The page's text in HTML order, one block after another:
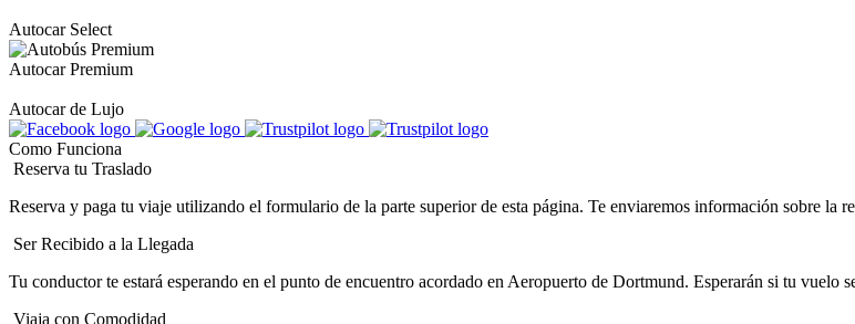
Autocar Select
Autocar Premium
Autocar de Lujo
Como Funciona
Reserva tu Traslado
Reserva y paga tu viaje utilizando el formulario de la parte superior de esta página. Te enviaremos información sobre la
Ser Recibido a la Llegada
Tu conductor te estará esperando en el punto de encuentro acordado en Aeropuerto de Dortmund. Esperarán si tu vuelo
Viaja con Comodidad